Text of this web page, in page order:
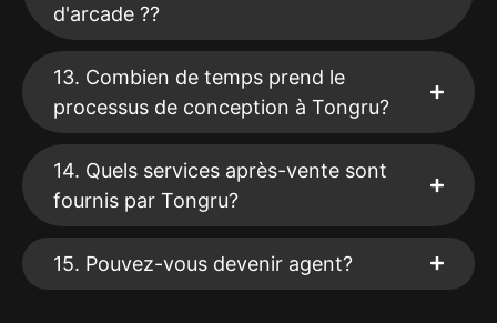
d'arcade ??
13. Combien de temps prend le
processus de conception à Tongru?
14. Quels services après-vente sont
fournis par Tongru?
15. Pouvez-vous devenir agent?